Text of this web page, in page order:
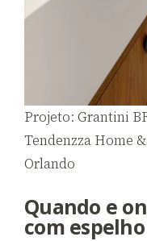
Projeto: Grantini
Tendenzza Home
Orlando
Quando e
com espelho